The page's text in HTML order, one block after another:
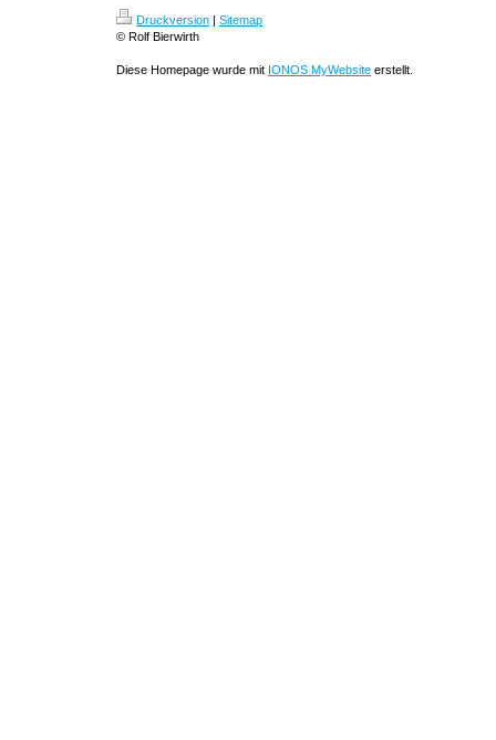
Druckversion | Sitemap
© Rolf Bierwirth
Diese Homepage wurde mit IONOS MyWebsite erstellt.